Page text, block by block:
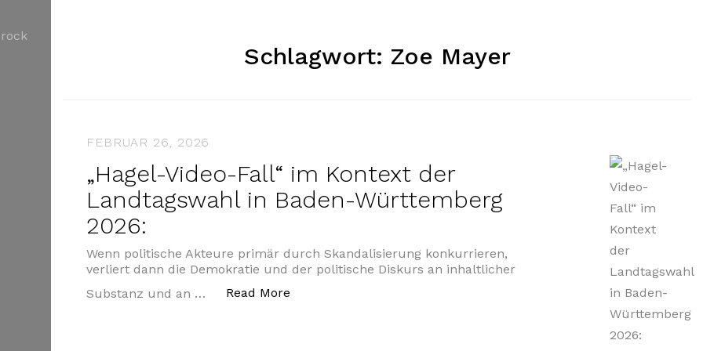
Schlagwort: Zoe Mayer
FEBRUAR 26, 2026
„Hagel-Video-Fall“ im Kontext der
Landtagswahl in Baden-Württemberg
2026:
Wenn politische Akteure primär durch Skandalisierung konkurrieren,
verliert dann die Demokratie und der politische Diskurs an inhaltlicher
Substanz und an …
Read More „„Hagel-Video-Fall“ im Kontext der Landtagswahl in Baden-